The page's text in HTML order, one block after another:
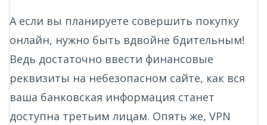
А если вы планируете совершить покупку
онлайн, нужно быть вдвойне бдительным!
Ведь достаточно ввести финансовые
реквизиты на небезопасном сайте, как вся
ваша банковская информация станет
доступна третьим лицам. Опять же, VPN